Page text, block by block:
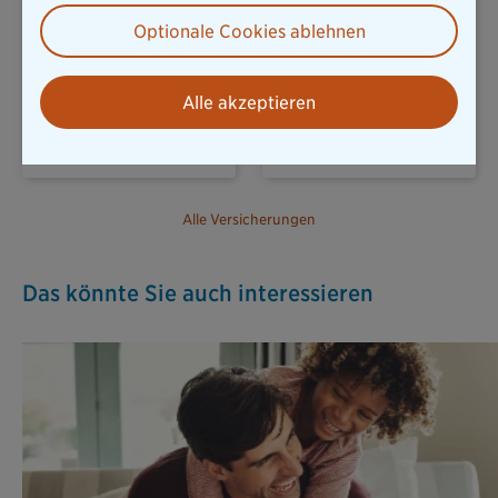
Alle Versicherungen
Das könnte Sie auch interessieren
Optionale Cookies ablehnen
Alle akzeptieren